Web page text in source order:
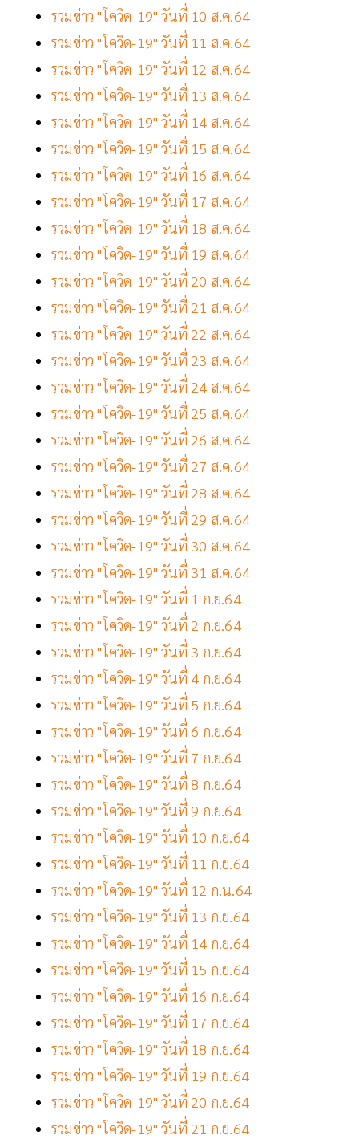
รวมข่าว "โควิด-19" วันที่ 10 ส.ค.64
รวมข่าว "โควิด-19" วันที่ 11 ส.ค.64
รวมข่าว "โควิด-19" วันที่ 12 ส.ค.64
รวมข่าว "โควิด-19" วันที่ 13 ส.ค.64
รวมข่าว "โควิด-19" วันที่ 14 ส.ค.64
รวมข่าว "โควิด-19" วันที่ 15 ส.ค.64
รวมข่าว "โควิด-19" วันที่ 16 ส.ค.64
รวมข่าว "โควิด-19" วันที่ 17 ส.ค.64
รวมข่าว "โควิด-19" วันที่ 18 ส.ค.64
รวมข่าว "โควิด-19" วันที่ 19 ส.ค.64
รวมข่าว "โควิด-19" วันที่ 20 ส.ค.64
รวมข่าว "โควิด-19" วันที่ 21 ส.ค.64
รวมข่าว "โควิด-19" วันที่ 22 ส.ค.64
รวมข่าว "โควิด-19" วันที่ 23 ส.ค.64
รวมข่าว "โควิด-19" วันที่ 24 ส.ค.64
รวมข่าว "โควิด-19" วันที่ 25 ส.ค.64
รวมข่าว "โควิด-19" วันที่ 26 ส.ค.64
รวมข่าว "โควิด-19" วันที่ 27 ส.ค.64
รวมข่าว "โควิด-19" วันที่ 28 ส.ค.64
รวมข่าว "โควิด-19" วันที่ 29 ส.ค.64
รวมข่าว "โควิด-19" วันที่ 30 ส.ค.64
รวมข่าว "โควิด-19" วันที่ 31 ส.ค.64
รวมข่าว "โควิด-19" วันที่ 1 ก.ย.64
รวมข่าว "โควิด-19" วันที่ 2 ก.ย.64
รวมข่าว "โควิด-19" วันที่ 3 ก.ย.64
รวมข่าว "โควิด-19" วันที่ 4 ก.ย.64
รวมข่าว "โควิด-19" วันที่ 5 ก.ย.64
รวมข่าว "โควิด-19" วันที่ 6 ก.ย.64
รวมข่าว "โควิด-19" วันที่ 7 ก.ย.64
รวมข่าว "โควิด-19" วันที่ 8 ก.ย.64
รวมข่าว "โควิด-19" วันที่ 9 ก.ย.64
รวมข่าว "โควิด-19" วันที่ 10 ก.ย.64
รวมข่าว "โควิด-19" วันที่ 11 ก.ย.64
รวมข่าว "โควิด-19" วันที่ 12 ก.น.64
รวมข่าว "โควิด-19" วันที่ 13 ก.ย.64
รวมข่าว "โควิด-19" วันที่ 14 ก.ย.64
รวมข่าว "โควิด-19" วันที่ 15 ก.ย.64
รวมข่าว "โควิด-19" วันที่ 16 ก.ย.64
รวมข่าว "โควิด-19" วันที่ 17 ก.ย.64
รวมข่าว "โควิด-19" วันที่ 18 ก.ย.64
รวมข่าว "โควิด-19" วันที่ 19 ก.ย.64
รวมข่าว "โควิด-19" วันที่ 20 ก.ย.64
รวมข่าว "โควิด-19" วันที่ 21 ก.ย.64